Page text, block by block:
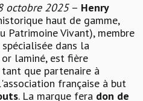
octobre 2025– Henry
haut de gamme,
Patrimoine Vivant), membre
dans la
laminé, est fière
que partenaire à
française à but
. La marque fera don de